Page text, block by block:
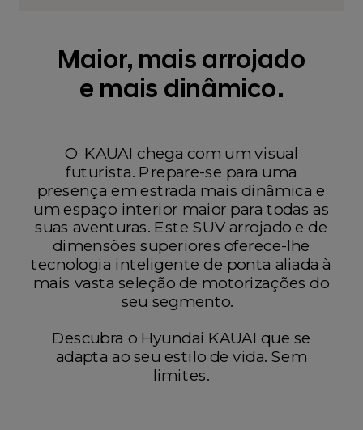
Maior, mais arrojado
e mais dinâmico.
O KAUAI chega com um visual
futurista. Prepare-se para uma
presença em estrada mais dinâmica e
um espaço interior maior para todas as
suas aventuras. Este SUV arrojado e de
dimensões superiores oferece-lhe
tecnologia inteligente de ponta aliada à
mais vasta seleção de motorizações do
seu segmento.
Descubra o Hyundai KAUAI que se
adapta ao seu estilo de vida. Sem
limites.